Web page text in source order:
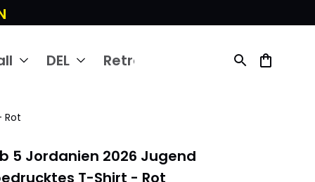
DEL Retro
Rot
5 Jordanien 2026 Jugend
T-Shirt - Rot